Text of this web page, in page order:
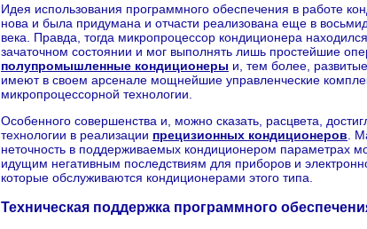
Идея использования программного обеспечения в работе
нова и была придумана и отчасти реализована еще в
века. Правда, тогда микропроцессор кондиционера
зачаточном состоянии и мог выполнять лишь простейшие
полупромышленные кондиционеры и, тем более, развитые
имеют в своем арсенале мощнейшие управленческие
микропроцессорной технологии.
Особенного совершенства и, можно сказать, расцвета,
технологии в реализации прецизионных кондиционеров .
неточность в поддерживаемых кондиционером параметрах
идущим негативным последствиям для приборов и
которые обслуживаются кондиционерами этого типа.
Техническая поддержка программного